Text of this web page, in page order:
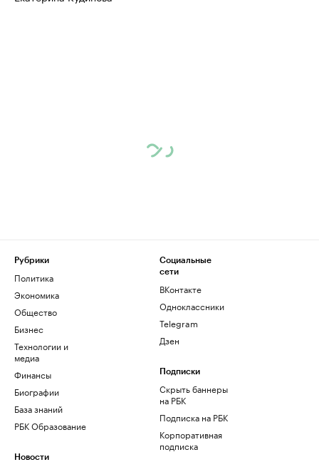
Рубрики
Политика
Экономика
Общество
Бизнес
Технологии и
медиа
Финансы
Биографии
База знаний
РБК Образование
Новости
Социальные
сети
ВКонтакте
Одноклассники
Telegram
Дзен
Подписки
Скрыть баннеры
на РБК
Подписка на РБК
Корпоративная
подписка